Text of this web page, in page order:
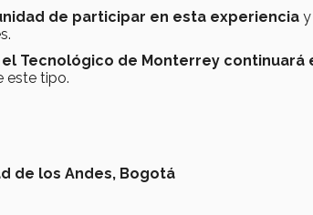
de participar en esta experiencia
Tecnológico de Monterrey continuará
este tipo.
de los Andes, Bogotá